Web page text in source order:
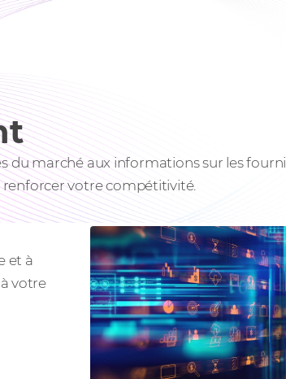
du marché aux informations sur les
votre compétitivité.
et à
votre